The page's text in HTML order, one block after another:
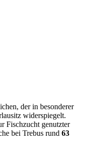
der in besonderer
widerspiegelt.
Fischzucht genutzter
bei Trebus rund 63